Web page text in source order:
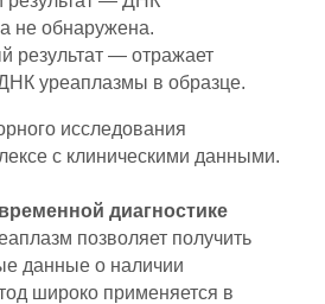
не обнаружена.
результат — отражает
уреаплазмы в образце.
исследования
с клиническими данными.
диагностике
позволяет получить
данные о наличии
широко применяется в